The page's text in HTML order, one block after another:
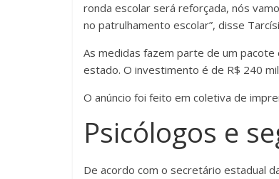
ronda escolar será reforçada, nós
no patrulhamento escolar”, disse
As medidas fazem parte de um
estado. O investimento é de R$ 240
O anúncio foi feito em coletiva de
Psicólogos e
De acordo com o secretário estadual